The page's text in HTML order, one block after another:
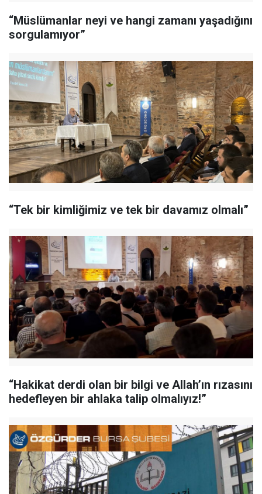
“Müslümanlar neyi ve hangi zamanı yaşadığını
sorgulamıyor”
“Tek bir kimliğimiz ve tek bir davamız olmalı”
“Hakikat derdi olan bir bilgi ve Allah’ın rızasını
hedefleyen bir ahlaka talip olmalıyız!”